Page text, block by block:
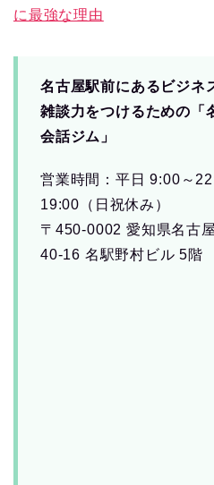
に最強な理由
名古屋駅前にあるビジネ
雑談力をつけるための「
会話ジム」
営業時間：平日 9:00～
19:00（日祝休み）
〒450-0002 愛知県名古
40-16 名駅野村ビル 5階